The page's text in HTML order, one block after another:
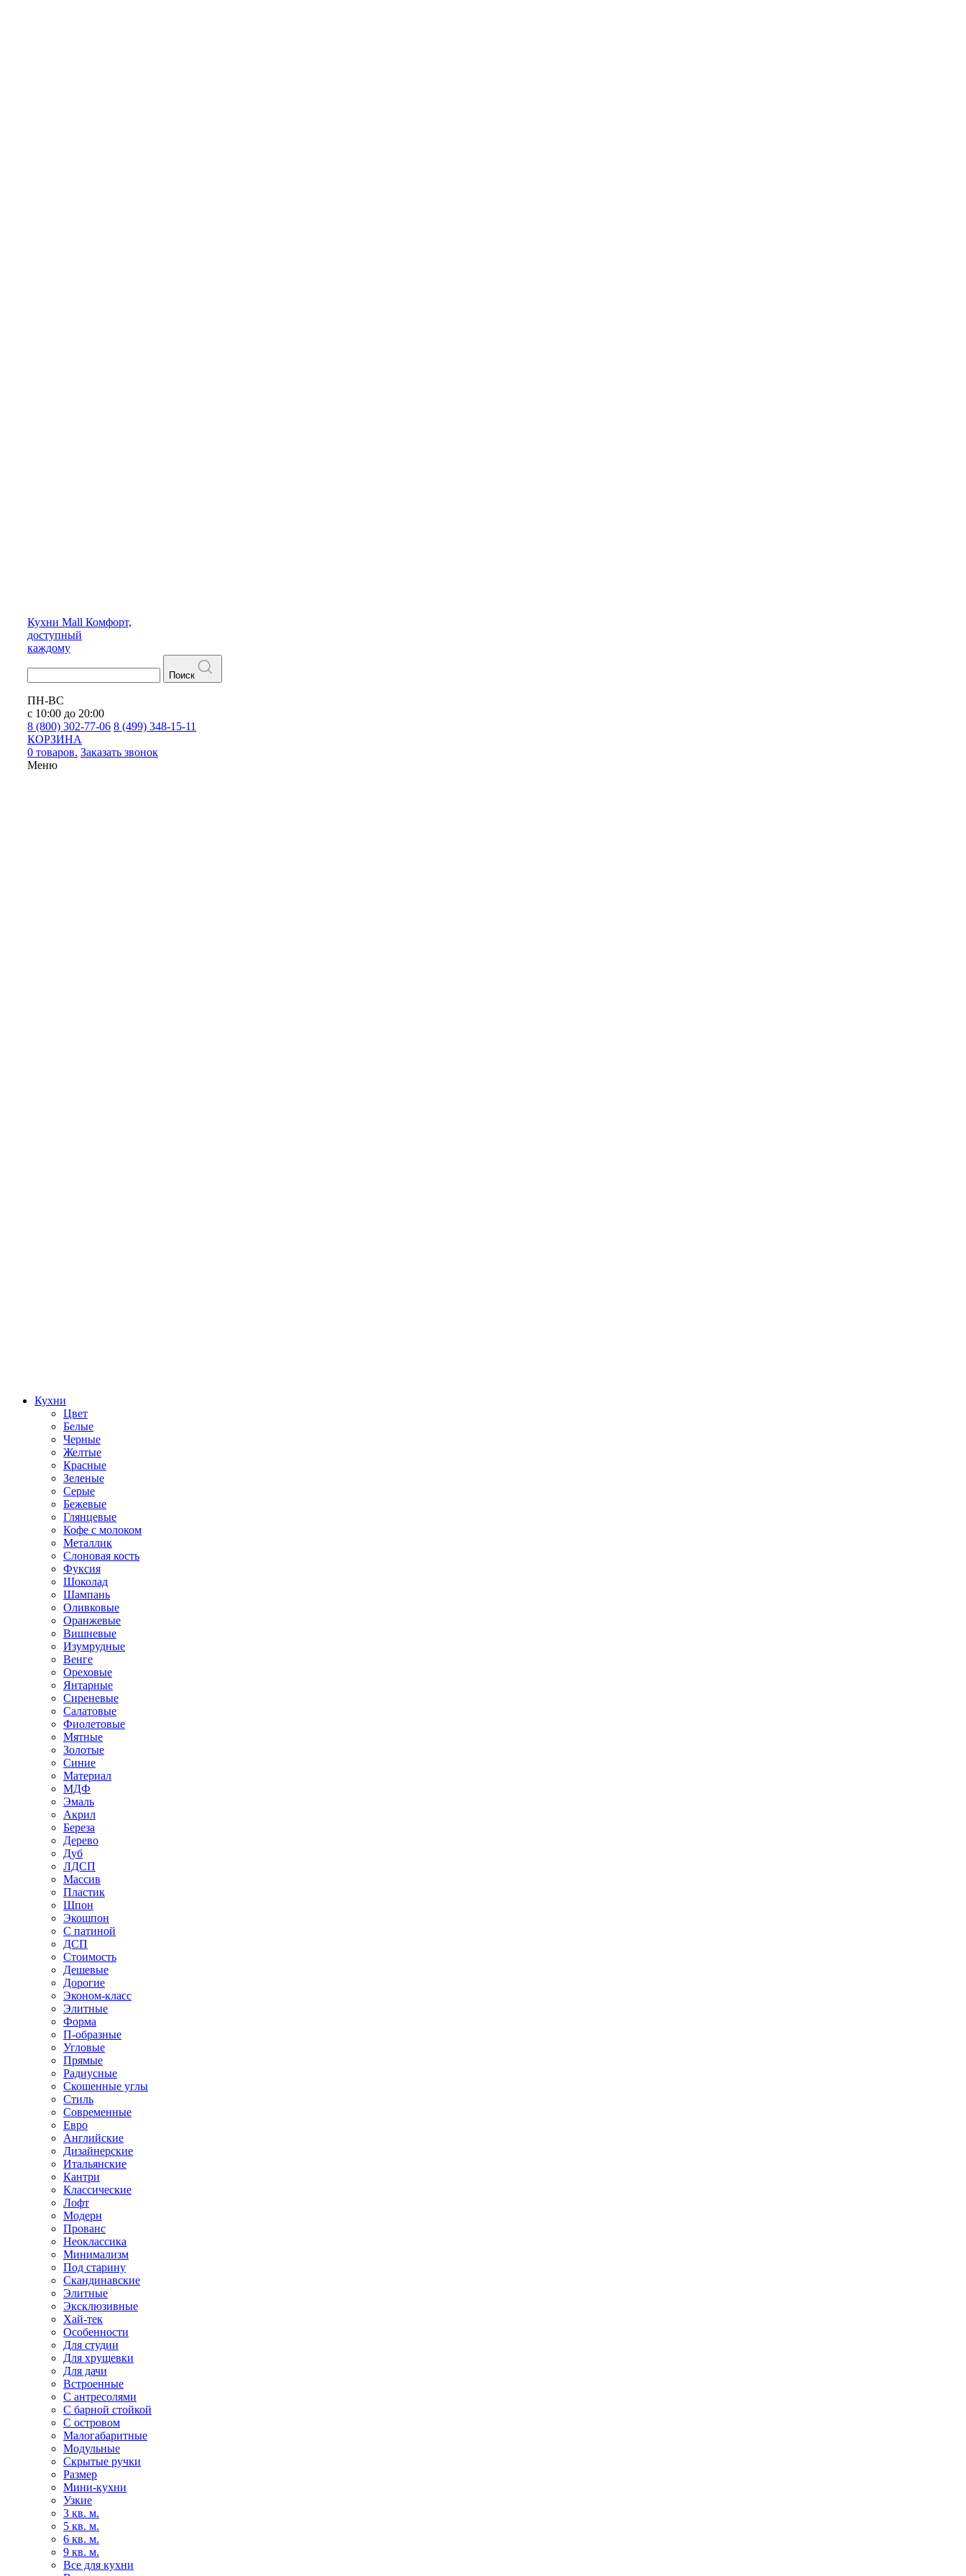
Кухни Mall Комфорт,
доступный
каждому
Поиск
ПН-ВС
с 10:00 до 20:00
8 (800) 302-77-06 8 (499) 348-15-11
КОРЗИНА
0 товаров. Заказать звонок
Меню
Кухни
Цвет
Белые
Черные
Желтые
Красные
Зеленые
Серые
Бежевые
Глянцевые
Кофе с молоком
Металлик
Слоновая кость
Фуксия
Шоколад
Шампань
Оливковые
Оранжевые
Вишневые
Изумрудные
Венге
Ореховые
Янтарные
Сиреневые
Салатовые
Фиолетовые
Мятные
Золотые
Синие
Материал
МДФ
Эмаль
Акрил
Береза
Дерево
Дуб
ЛДСП
Массив
Пластик
Шпон
Экошпон
С патиной
ДСП
Стоимость
Дешевые
Дорогие
Эконом-класс
Элитные
Форма
П-образные
Угловые
Прямые
Радиусные
Скошенные углы
Стиль
Современные
Евро
Английские
Дизайнерские
Итальянские
Кантри
Классические
Лофт
Модерн
Прованс
Неоклассика
Минимализм
Под старину
Скандинавские
Элитные
Эксклюзивные
Хай-тек
Особенности
Для студии
Для хрущевки
Для дачи
Встроенные
С антресолями
С барной стойкой
С островом
Малогабаритные
Модульные
Скрытые ручки
Размер
Мини-кухни
Узкие
3 кв. м.
5 кв. м.
6 кв. м.
9 кв. м.
Все для кухни